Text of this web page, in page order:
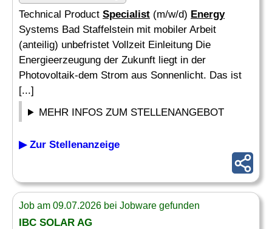
Technical Product Specialist (m/w/d) Energy
Systems Bad Staffelstein mit mobiler Arbeit
(anteilig) unbefristet Vollzeit Einleitung Die
Energieerzeugung der Zukunft liegt in der
Photovoltaik-dem Strom aus Sonnenlicht. Das ist
[...]
MEHR INFOS ZUM STELLENANGEBOT
▶ Zur Stellenanzeige
Job am 09.07.2026 bei Jobware gefunden
IBC SOLAR AG